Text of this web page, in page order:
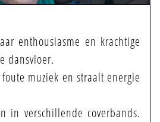
enthousiasme en krachtige
dansvloer.
muziek en straalt energie
in verschillende coverbands.